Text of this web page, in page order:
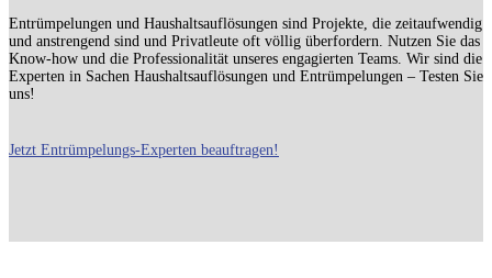
Entrümpelungen und Haushaltsauflösungen sind Projekte, die zeitaufwendig
und anstrengend sind und Privatleute oft völlig überfordern. Nutzen Sie das
Know-how und die Professionalität unseres engagierten Teams. Wir sind die
Experten in Sachen Haushaltsauflösungen und Entrümpelungen – Testen Sie
uns!
Jetzt Entrümpelungs-Experten beauftragen!